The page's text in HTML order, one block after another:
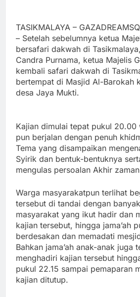
TASIKMALAYA –
– Setelah sebelumnya ketua
bersafari dakwah di
Candra Purnama, ketua Majelis
kembali safari dakwah di
bertempat di Masjid Al-Barokah
desa Jaya Mukti.
Kajian dimulai tepat pukul 20.00
pun berjalan dengan penuh
Tema yang disampaikan
Syirik dan bentuk-bentuknya
mengulas persoalan Akhir
Warga masyarakatpun terlihat
tersebut di tandai dengan
masyarakat yang ikut hadir dan
kajian tersebut, hingga jama’ah
berdesakan dan memadati
Bahkan jama’ah anak-anak juga
menghadiri kajian tersebut
pukul 22.15 sampai pemaparan
kajian ditutup.